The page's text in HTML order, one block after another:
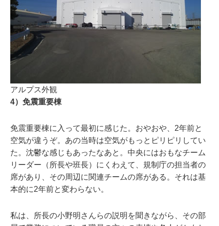
アルプス外観
4）免震重要棟
免震重要棟に入って最初に感じた。おやおや、2年前と
空気が違うぞ。あの当時は空気がもっとピリピリしてい
た。沈鬱な感じもあったなあと。中央にはおもなチーム
リーダー（所長や班長）にくわえて、規制庁の担当者の
席があり、その周辺に関連チームの席がある。それは基
本的に2年前と変わらない。
私は、所長の小野明さんらの説明を聞きながら、その部